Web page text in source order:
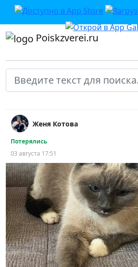
Poiskzverei.ru
Женя Котова
Потерялись
03 августа 17:51